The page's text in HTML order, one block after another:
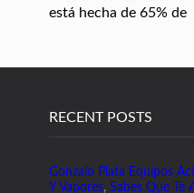
RECENT POSTS
Gonzalo Plata Equipos
Y Vapores, Sabes Que Te